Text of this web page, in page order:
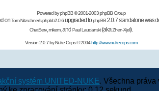
Powered byphpBB© 2001-2003 phpBB Group
onTom Nitzschner'sphpbb2.0.6upgraded tophpBB2.0.7 standalone was
ChatServ,mikem,and Paul Laudanski(akaZhen-Xjell).
Version 2.0.7 byNuke Cops© 2004http://www.nukecops.com
systém UNITED-NUKE. Všechna práva